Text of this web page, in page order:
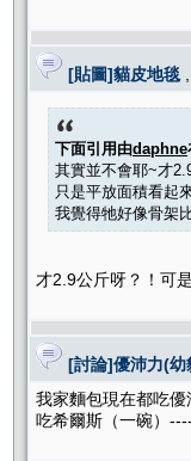
[貼圖]貓皮地毯
下面引用由daphne
其實並不會耶~才
只是平放面積看起
我覺得牠好像骨架
才2.9公斤呀？！可
[討論]優沛力(幼
我家麵包現在都吃
吃希爾斯（一碗）